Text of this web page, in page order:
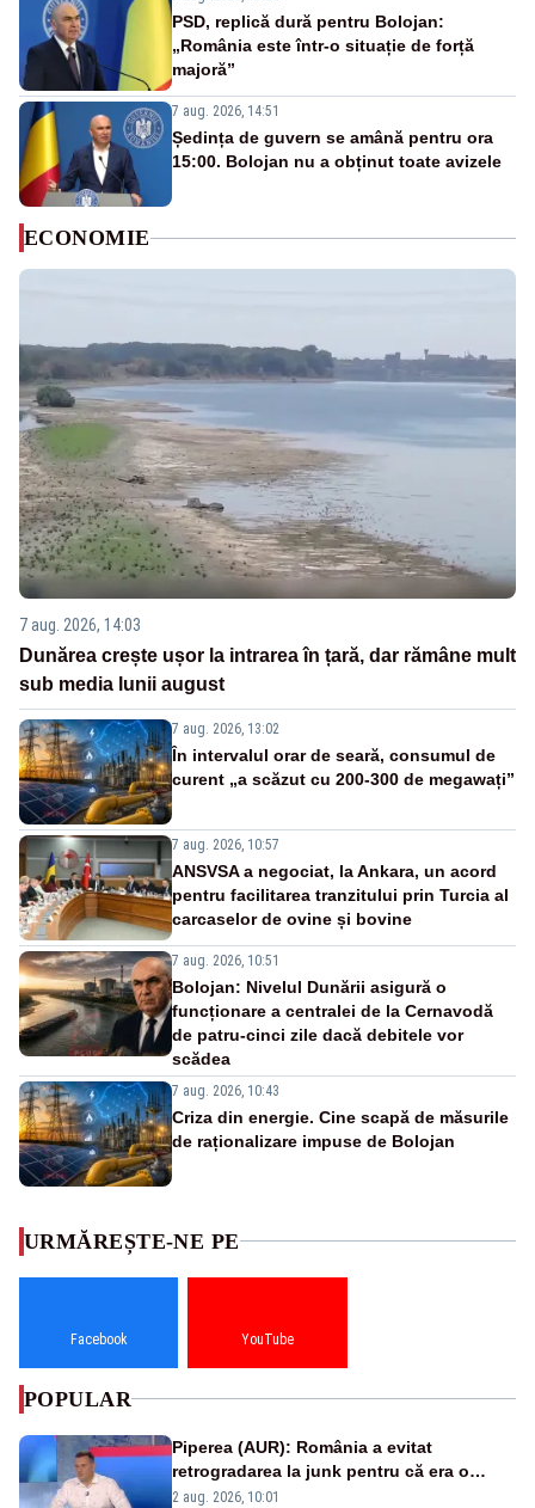
PSD, replică dură pentru Bolojan:
„România este într-o situație de forță
majoră”
7 aug. 2026, 14:51
Ședința de guvern se amână pentru ora
15:00. Bolojan nu a obținut toate avizele
ECONOMIE
7 aug. 2026, 14:03
Dunărea crește ușor la intrarea în țară, dar rămâne mult
sub media lunii august
7 aug. 2026, 13:02
În intervalul orar de seară, consumul de
curent „a scăzut cu 200-300 de megawați”
7 aug. 2026, 10:57
ANSVSA a negociat, la Ankara, un acord
pentru facilitarea tranzitului prin Turcia al
carcaselor de ovine și bovine
7 aug. 2026, 10:51
Bolojan: Nivelul Dunării asigură o
funcționare a centralei de la Cernavodă
de patru-cinci zile dacă debitele vor
scădea
7 aug. 2026, 10:43
Criza din energie. Cine scapă de măsurile
de raționalizare impuse de Bolojan
URMĂREȘTE-NE PE
Facebook YouTube
POPULAR
Piperea (AUR): România a evitat
retrogradarea la junk pentru că era o
catastrofă pentru bănci și fondurile de
2 aug. 2026, 10:01